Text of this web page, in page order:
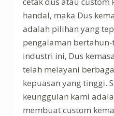
handal, maka Dus
adalah pilihan yang
pengalaman
industri ini, Dus
telah melayani
kepuasan yang tinggi.
keunggulan kami
membuat custom